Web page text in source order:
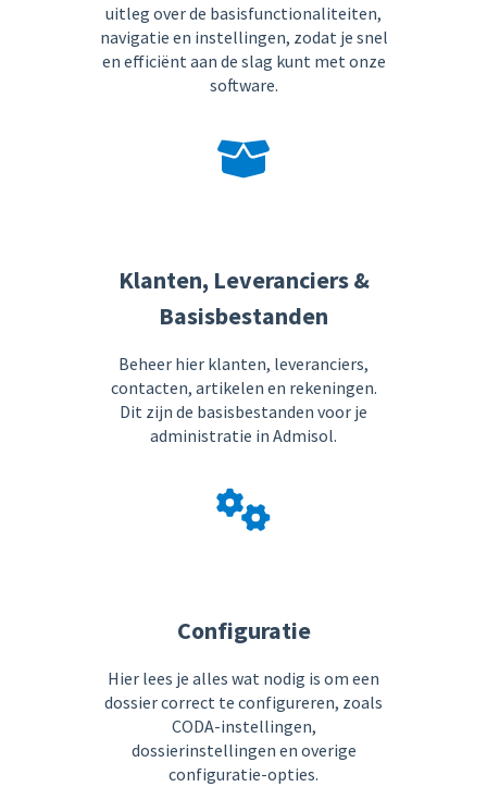
uitleg over de basisfunctionaliteiten,
navigatie en instellingen, zodat je snel
en efficiënt aan de slag kunt met onze
software.
Klanten, Leveranciers &
Basisbestanden
Beheer hier klanten, leveranciers,
contacten, artikelen en rekeningen.
Dit zijn de basisbestanden voor je
administratie in Admisol.
Configuratie
Hier lees je alles wat nodig is om een
dossier correct te configureren, zoals
CODA-instellingen,
dossierinstellingen en overige
configuratie-opties.